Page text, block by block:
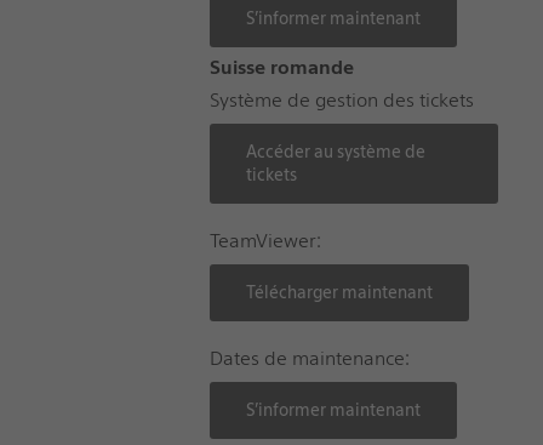
S’informer maintenant
Suisse romande
Système de gestion des tickets
Accéder au système de
tickets
TeamViewer:
Télécharger maintenant
Dates de maintenance:
S’informer maintenant